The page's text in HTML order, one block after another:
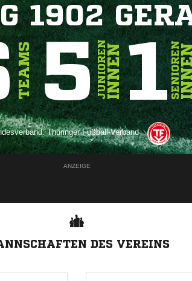
1902
TEAMS5JUNIORENINNEN1SENIOREN
Thüringer Fußball-Verband
ANZEIGE
DES VEREINS